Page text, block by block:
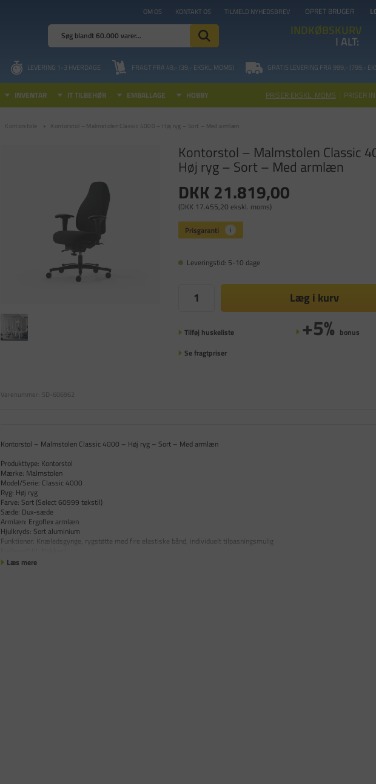
OM OS KONTAKT OS TILMELD NYHEDSBREV OPRET BRUGER
INDKØBSKURV
I ALT:
LEVERING 1-3 HVERDAGE FRAGT FRA 49,- (39,- EKSKL. MOMS) GRATIS LEVERING FRA 999,- (799,-
INVENTAR IT TILBEHØR EMBALLAGE HOBBY PRISER EKSKL. MOMS | PRISER
Kontorstole Kontorstol – Malmstolen Classic 4000 – Høj ryg – Sort – Med armlæn
Kontorstol – Malmstolen Classic
Høj ryg – Sort – Med armlæn
DKK 21.819,00
(DKK 17.455,20 ekskl. moms)
Leveringstid: 5-10 dage
Læg i kurv
Tilføj huskeliste +5% bonus
Se fragtpriser
Varenummer: SD-606962
Kontorstol – Malmstolen Classic 4000 – Høj ryg – Sort – Med armlæn
Produkttype: Kontorstol
Mærke: Malmstolen
Model/Serie: Classic 4000
Ryg: Høj ryg
Farve: Sort (Select 60999 tekstil)
Sæde: Dux-sæde
Armlæn: Ergoflex armlæn
Hjulkryds: Sort aluminium
Funktioner: Knæledsgynge, rygstøtte med fire elastiske bånd, individuelt tilpasningsmulig
Læs mere